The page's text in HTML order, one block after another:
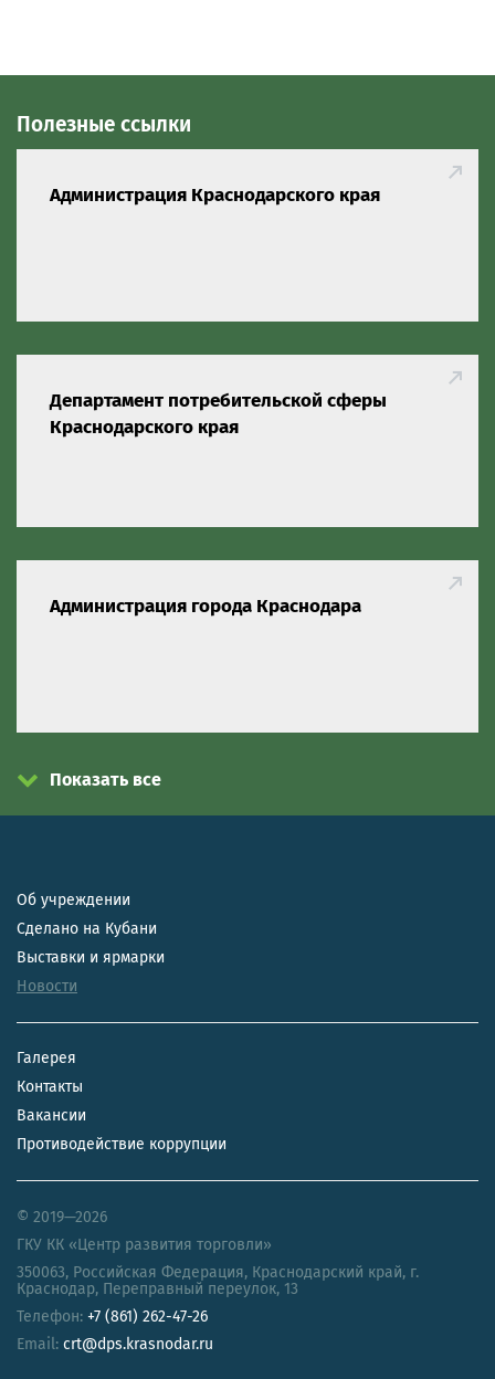
Полезные ссылки
Администрация Краснодарского края
Департамент потребительской сферы
Краснодарского края
Администрация города Краснодара
Показать все
Об учреждении
Сделано на Кубани
Выставки и ярмарки
Новости
Галерея
Контакты
Вакансии
Противодействие коррупции
© 2019—2026
ГКУ КК «Центр развития торговли»
350063, Российская Федерация, Краснодарский край, г.
Краснодар, Переправный переулок, 13
Телефон: +7 (861) 262-47-26
Email: crt@dps.krasnodar.ru